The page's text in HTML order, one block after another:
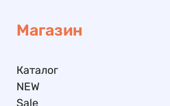
Магазин
Каталог
NEW
Sale